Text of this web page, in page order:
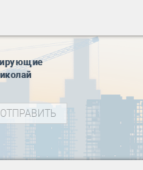
22
27
01 мая
09 мая
28 мая